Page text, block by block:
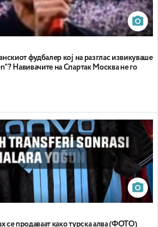
фудбалер кој на разглас извикуваше
Навивачите на Спартак Москва не го
се продаваат како турска алва (ФОТО)